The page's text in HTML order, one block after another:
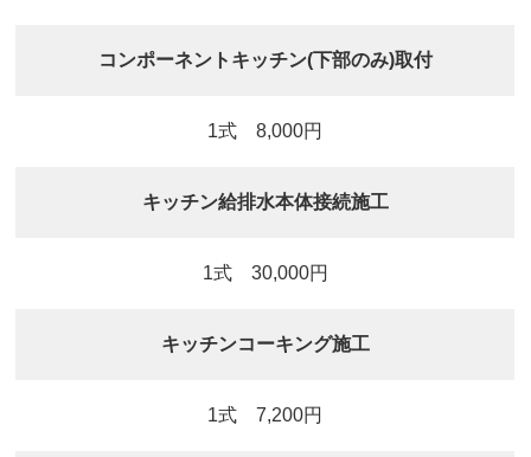
コンポーネントキッチン(下部のみ)取付
1式 8,000円
キッチン給排水本体接続施工
1式 30,000円
キッチンコーキング施工
1式 7,200円